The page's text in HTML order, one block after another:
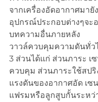
จากเครื่องอัดอากาศมายั
อุปกรณ์ประกอบต่างๆจะ
บทความอื่นภายหลัง
วาวล์ควบคุมความดันทั่ว
3 ส่วนได้แก่ ส่วนภาระ เ
ควบคุม ส่วนภาระใช้สป
แรงดันของอากาศอัด เซ
แฟรมหรือลูกสูบกั้นระหว่